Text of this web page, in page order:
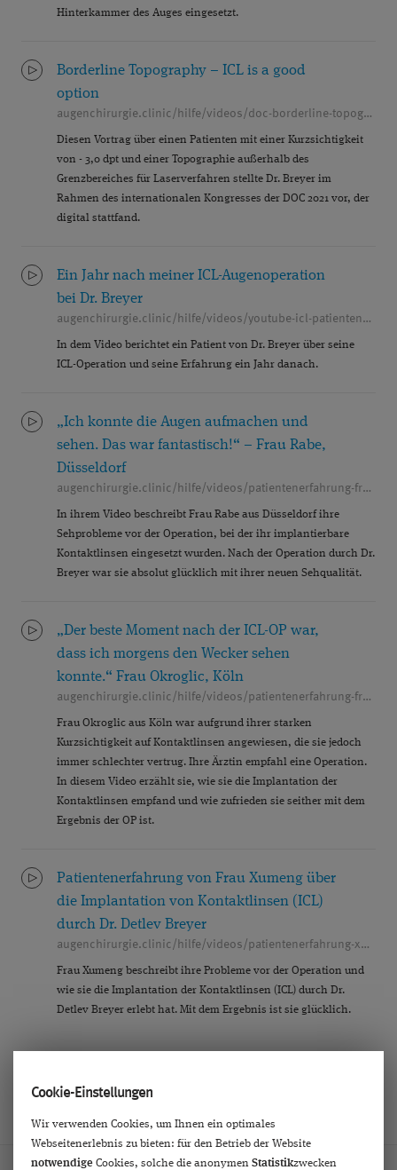
Hinterkammer des Auges eingesetzt.
Borderline Topography – ICL is a good
option
augenchirurgie.clinic/hilfe/videos/doc-borderline-topography-icl-is-a-good-option
Diesen Vortrag über einen Patienten mit einer Kurzsichtigkeit
von - 3,0 dpt und einer Topographie außerhalb des
Grenzbereiches für Laserverfahren stellte Dr. Breyer im
Rahmen des internationalen Kongresses der DOC 2021 vor, der
digital stattfand.
Ein Jahr nach meiner ICL-Augenoperation
bei Dr. Breyer
augenchirurgie.clinic/hilfe/videos/youtube-icl-patientenerfahrung-o-haas
In dem Video berichtet ein Patient von Dr. Breyer über seine
ICL-Operation und seine Erfahrung ein Jahr danach.
„Ich konnte die Augen aufmachen und
sehen. Das war fantastisch!“ – Frau Rabe,
Düsseldorf
augenchirurgie.clinic/hilfe/videos/patientenerfahrung-frau-simon-duesseldorf
In ihrem Video beschreibt Frau Rabe aus Düsseldorf ihre
Sehprobleme vor der Operation, bei der ihr implantierbare
Kontaktlinsen eingesetzt wurden. Nach der Operation durch Dr.
Breyer war sie absolut glücklich mit ihrer neuen Sehqualität.
„Der beste Moment nach der ICL-OP war,
dass ich morgens den Wecker sehen
konnte.“ Frau Okroglic, Köln
augenchirurgie.clinic/hilfe/videos/patientenerfahrung-frau-okroglic-mit-icl-bei-dr-breyer
Frau Okroglic aus Köln war aufgrund ihrer starken
Kurzsichtigkeit auf Kontaktlinsen angewiesen, die sie jedoch
immer schlechter vertrug. Ihre Ärztin empfahl eine Operation.
In diesem Video erzählt sie, wie sie die Implantation der
Kontaktlinsen empfand und wie zufrieden sie seither mit dem
Ergebnis der OP ist.
Patientenerfahrung von Frau Xumeng über
die Implantation von Kontaktlinsen (ICL)
durch Dr. Detlev Breyer
augenchirurgie.clinic/hilfe/videos/patientenerfahrung-xumeng-icl
Frau Xumeng beschreibt ihre Probleme vor der Operation und
wie sie die Implantation der Kontaktlinsen (ICL) durch Dr.
Detlev Breyer erlebt hat. Mit dem Ergebnis ist sie glücklich.
Cookie-Einstellungen
Wir verwenden Cookies, um Ihnen ein optimales
Webseitenerlebnis zu bieten: für den Betrieb der Website
notwendige Cookies, solche die anonymen Statistikzwecken